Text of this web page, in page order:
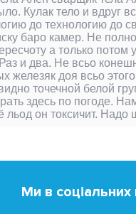
Кулак тело и вдруг
до технологию до
баро камер. Не
а только потом
и два. Не всьо
доя всьо
точечной белой
здесь по погоде.
он токсичит. Надо
Ми в